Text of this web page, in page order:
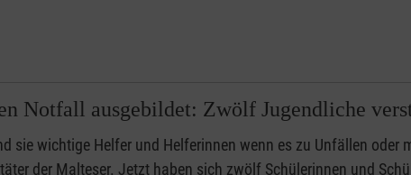
Notfall ausgebildet: Zwölf Jugendliche
sie wichtige Helfer und Helferinnen wenn es zu Unfällen oder
der Malteser. Jetzt haben sich zwölf Schülerinnen und